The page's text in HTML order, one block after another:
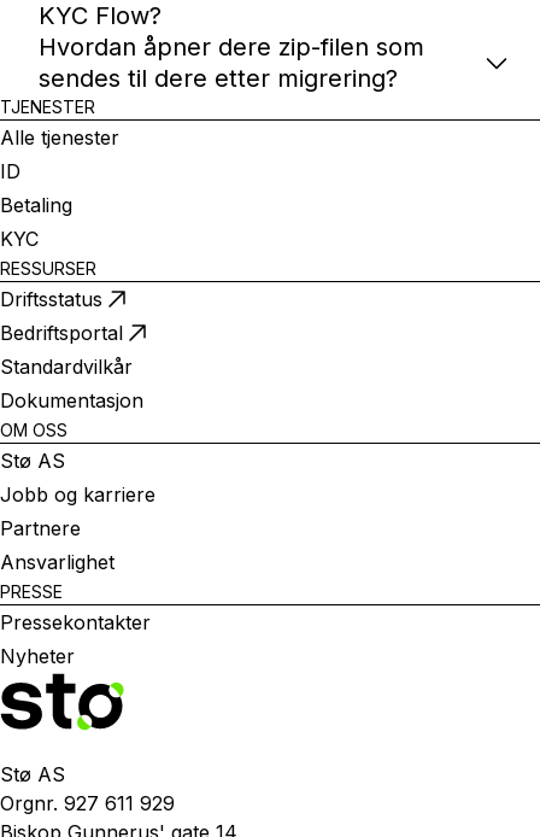
KYC Flow?
Hvordan åpner dere zip-filen som
sendes til dere etter migrering?
TJENESTER
Alle tjenester
ID
Betaling
KYC
RESSURSER
Driftsstatus
Bedriftsportal
Standardvilkår
Dokumentasjon
OM OSS
Stø AS
Jobb og karriere
Partnere
Ansvarlighet
PRESSE
Pressekontakter
Nyheter
Stø AS
Orgnr. 927 611 929
Biskop Gunnerus' gate 14,